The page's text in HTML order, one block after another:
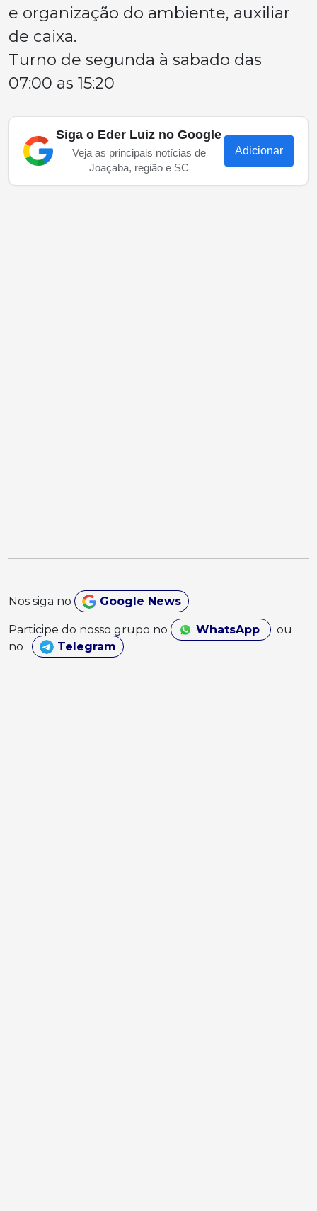
e organização do ambiente, auxiliar
de caixa.
Turno de segunda à sabado das
07:00 as 15:20
Siga o Eder Luiz no Google
Veja as principais notícias de
Joaçaba, região e SC
Adicionar
Nos siga no Google News
Participe do nosso grupo no WhatsApp
ou
no
Telegram